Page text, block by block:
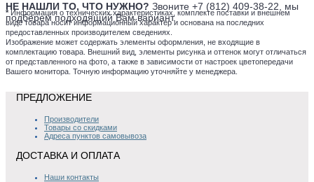
НЕ НАШЛИ ТО, ЧТО НУЖНО? Звоните +7 (812) 409-38-22, мы
подберем подходящий Вам вариант.
* Информация о технических характеристиках, комплекте поставки и внешнем
виде товара носит информационный характер и основана на последних
предоставленных производителем сведениях.
Изображение может содержать элементы оформления, не входящие в
комплектацию товара. Внешний вид, элементы рисунка и оттенок могут отличаться
от представленного на фото, а также в зависимости от настроек цветопередачи
Вашего монитора. Точную информацию уточняйте у менеджера.
ПРЕДЛОЖЕНИЕ
Производители
Товары со скидками
Адреса пунктов самовывоза
ДОСТАВКА И ОПЛАТА
Наши контакты